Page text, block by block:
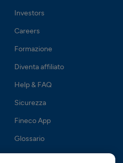
Investors
Careers
Formazione
Diventa affiliato
Help & FAQ
Sicurezza
Fineco App
Glossario